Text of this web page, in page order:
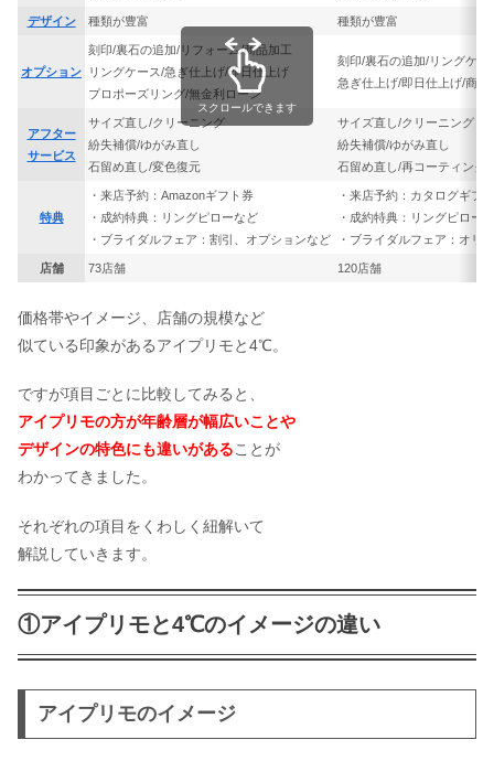
デザイン 種類が豊富 種類が豊富
オプション
刻印/裏石の追加/リフォーム/商品加工
リングケース/急ぎ仕上げ/即日仕上げ
プロポーズリング/無金利ローン
刻印/裏石の追加/リングケー
急ぎ仕上げ/即日仕上げ/商品
アフター
サービス
サイズ直し/クリーニング
紛失補償/ゆがみ直し
石留め直し/変色復元
サイズ直し/クリーニング
紛失補償/ゆがみ直し
石留め直し/再コーティング
特典
・来店予約：Amazonギフト券
・成約特典：リングピローなど
・ブライダルフェア：割引、オプションなど
・来店予約：カタログギフト
・成約特典：リングピロー
・ブライダルフェア：オリ
店舗 73店舗 120店舗
スクロールできます
価格帯やイメージ、店舗の規模など
似ている印象があるアイプリモと4℃。
ですが項目ごとに比較してみると、
アイプリモの方が年齢層が幅広いことや
デザインの特色にも違いがあることが
わかってきました。
それぞれの項目をくわしく紐解いて
解説していきます。
①アイプリモと4℃のイメージの違い
アイプリモのイメージ